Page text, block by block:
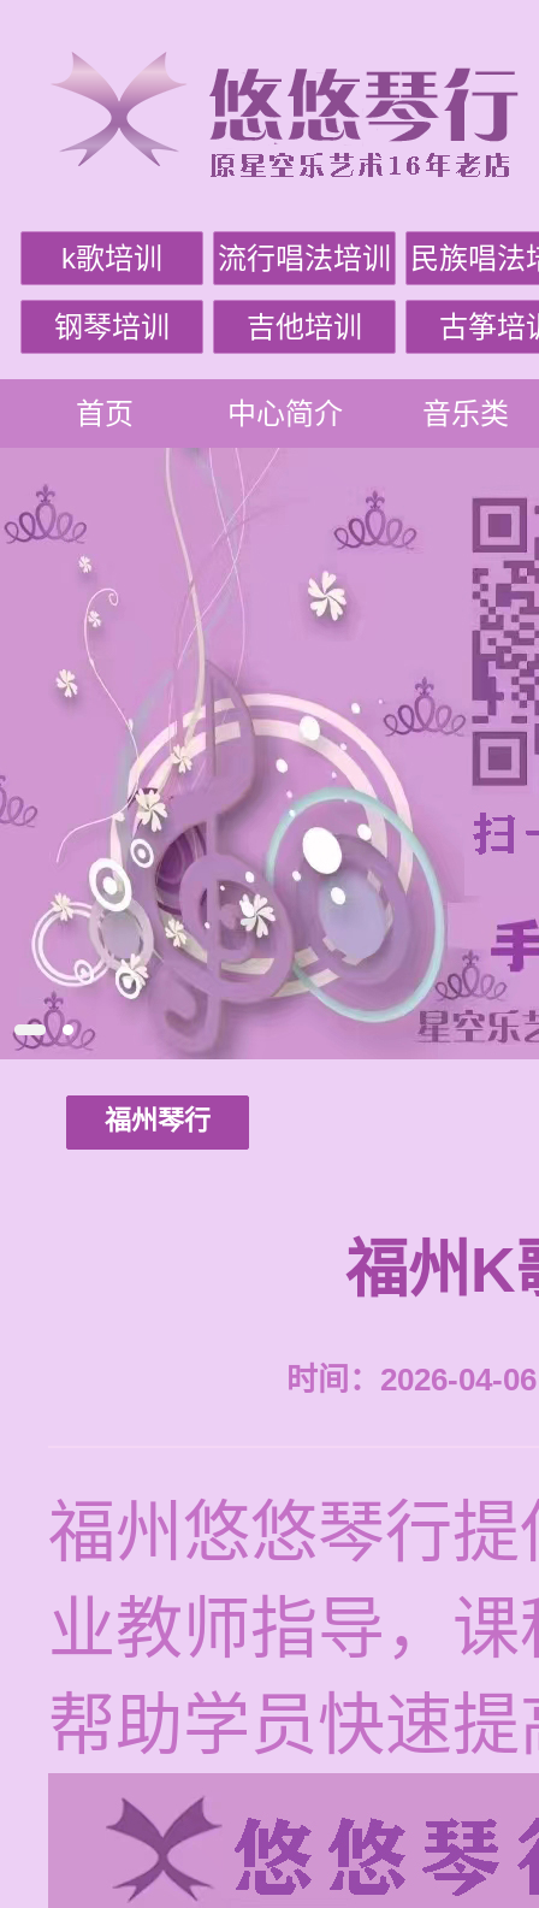
k歌培训 流行唱法培训 民族唱法
钢琴培训 吉他培训 古筝培
首页 中心简介 音乐类
福州琴行
福州K
时间：2026-04-
福州悠悠琴行
业教师指导，
帮助学员快速